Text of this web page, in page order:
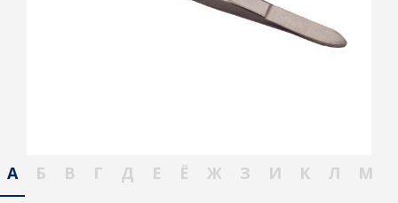
А Б В Г Д Е Ё Ж З И К Л
М